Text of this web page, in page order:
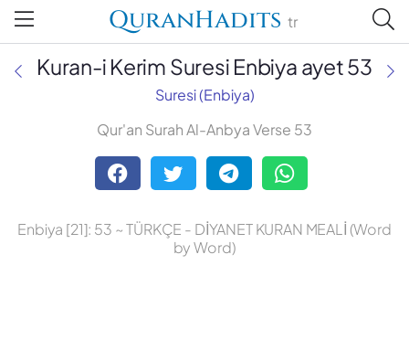
QuranHadits tr
Abdulbaki Gölpınarlı
Adem Uğur
Ali Bulaç
Kuran-i Kerim Suresi Enbiya ayet 53
Suresi (Enbiya)
Qur'an Surah Al-Anbya Verse 53
Enbiya [21]: 53 ~ TÜRKÇE - DİYANET KURAN MEALİ (Word
by Word)